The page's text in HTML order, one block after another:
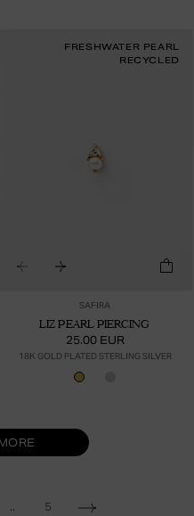
FRESHWATER PEARL
RECYCLED
SAFIRA
LIZ PEARL PIERCING
25.00 EUR
18K GOLD PLATED STERLING SILVER
.. 5